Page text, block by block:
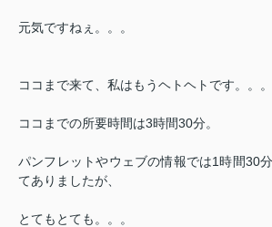
元気ですねぇ。。。
ココまで来て、私はもうヘトヘトです。。。
ココまでの所要時間は3時間30分。
パンフレットやウェブの情報では1時間30
てありましたが、
とてもとても。。。